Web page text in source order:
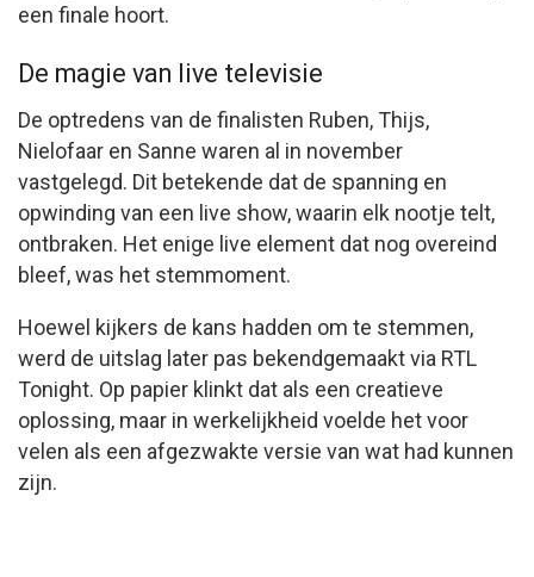
een finale hoort.
De magie van live televisie
De optredens van de finalisten Ruben, Thijs,
Nielofaar en Sanne waren al in november
vastgelegd. Dit betekende dat de spanning en
opwinding van een live show, waarin elk nootje telt,
ontbraken. Het enige live element dat nog overeind
bleef, was het stemmoment.
Hoewel kijkers de kans hadden om te stemmen,
werd de uitslag later pas bekendgemaakt via RTL
Tonight. Op papier klinkt dat als een creatieve
oplossing, maar in werkelijkheid voelde het voor
velen als een afgezwakte versie van wat had kunnen
zijn.